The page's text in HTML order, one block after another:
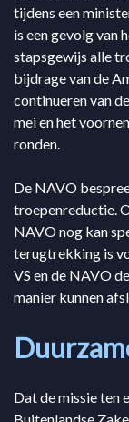
tijdens een
is een gevolg van
stapsgewijs alle
bijdrage van de
continueren van
mei en het
ronden.
De NAVO
troepenreductie.
NAVO nog kan
terugtrekking is
VS en de NAVO
manier kunnen
Dat de missie ten